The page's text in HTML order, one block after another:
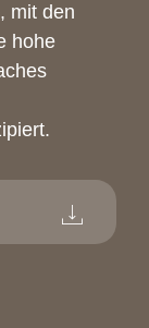
mit den
hohe